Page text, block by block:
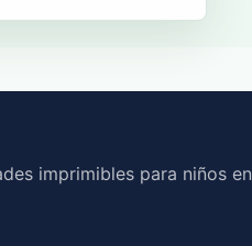
imprimibles para niños en